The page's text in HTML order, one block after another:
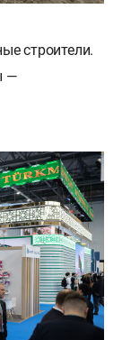
строители.
—